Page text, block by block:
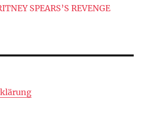
SPEARS’S REVENGE